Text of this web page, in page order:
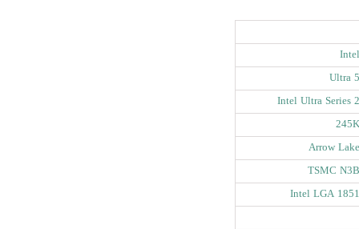
Intel
Ultra 5
Intel Ultra Series 2
245K
Arrow Lake
TSMC N3B
Intel LGA 1851